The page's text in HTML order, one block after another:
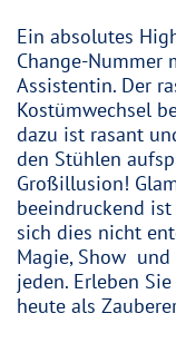
Ein absolutes
Change-Nummer
Assistentin. Der
Kostümwechsel
dazu ist rasant
den Stühlen
Großillusion!
beeindruckend ist
sich dies nicht
Magie, Show
jeden. Erleben
heute als